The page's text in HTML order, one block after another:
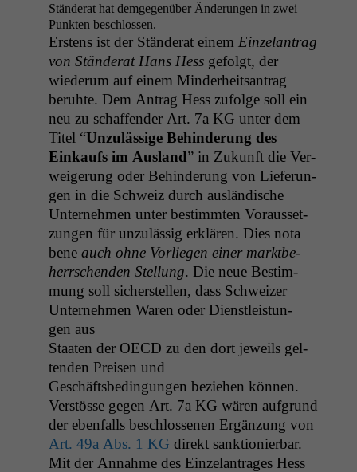
Stän­der­at hat demge­genüber Änderun­gen in zwei
Punk­ten beschlossen.
Erstens ist der Stän­der­at einem Einze­lantrag
von Stän­der­at Hans Hess gefol­gt, der
wiederum auf einem Min­der­heit­santrag
beruhte. Dem Antrag Hess zufolge soll ein
neu zu schaf­fend­er Art. 7a KG unter dem
Titel “Unzuläs­sige Behin­derung des
Einkaufs im Aus­land” in Zukun­ft die Ver­
weigerung oder Behin­derung von Liefer­un­
gen in die Schweiz durch aus­ländis­che
Unternehmen unter bes­timmten Voraus­set­
zun­gen für unzuläs­sig erk­lären. Dies nota
bene auch ohne Vor­liegen ein­er mark­t­be­
herrschen­den Stel­lung. Die neue Bes­tim­
mung soll sich­er­stellen, dass Schweiz­er
Unternehmen Waren oder Dien­stleis­tun­
gen aus
Staat­en der OECD zu den dort jew­eils gel­
tenden Preisen und
Geschäfts­be­din­gun­gen beziehen kön­nen.
Ver­stösse gegen Art. 7a KG wären auf­grund
der eben­falls beschlosse­nen Ergänzung von
Art. 49a Abs. 1 KG direkt sank­tion­ier­bar.
Mit der Annahme des Einze­lantrages Hess